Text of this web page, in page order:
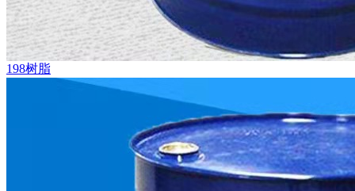
198树脂